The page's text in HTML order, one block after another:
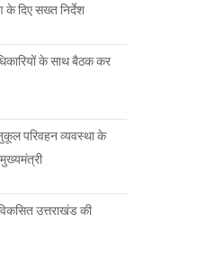
के दिए सख्त निर्देश
के साथ बैठक कर
परिवहन व्यवस्था के
मुख्यमंत्री
विकसित उत्तराखंड की